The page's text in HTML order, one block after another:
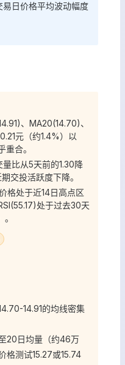
日价格平均波动幅度
、MA20(14.70)、
元（约1.4%）以
合。
比从5天前的1.30降
交投活跃度下降。
格处于近14日高点区
处于过去30天
14.91的均线密集
20日均量（约46万
格测试15.27或15.74